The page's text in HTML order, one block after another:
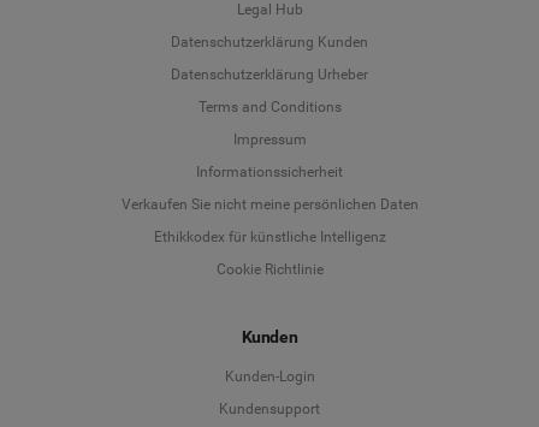
Legal Hub
Datenschutzerklärung Kunden
Datenschutzerklärung Urheber
Terms and Conditions
Impressum
Informationssicherheit
Verkaufen Sie nicht meine persönlichen Daten
Ethikkodex für künstliche Intelligenz
Cookie Richtlinie
Kunden
Kunden-Login
Kundensupport
Deutsch